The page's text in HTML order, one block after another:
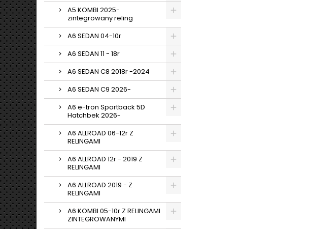
A5 KOMBI 2025-
zintegrowany reling
A6 SEDAN 04-10r
A6 SEDAN 11 - 18r
A6 SEDAN C8 2018r -2024
A6 SEDAN C9 2026-
A6 e-tron Sportback 5D
Hatchbek 2026-
A6 ALLROAD 06-12r Z
RELINGAMI
A6 ALLROAD 12r - 2019 Z
RELINGAMI
A6 ALLROAD 2019 - Z
RELINGAMI
A6 KOMBI 05-10r Z RELINGAMI
ZINTEGROWANYMI